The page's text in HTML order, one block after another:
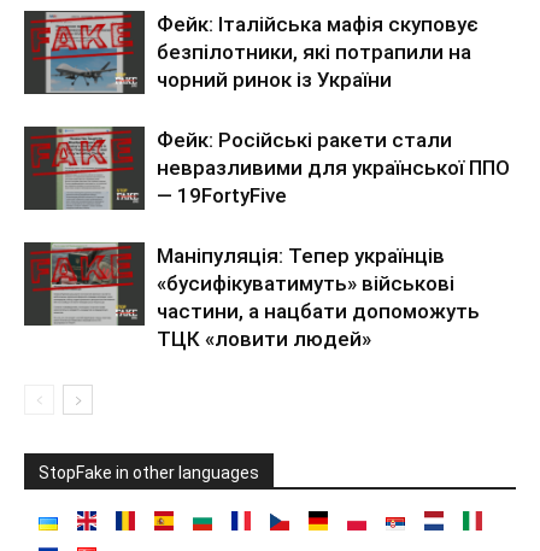
Фейк: Італійська мафія скуповує
безпілотники, які потрапили на
чорний ринок із України
Фейк: Російські ракети стали
невразливими для української ППО
— 19FortyFive
Маніпуляція: Тепер українців
«бусифікуватимуть» військові
частини, а нацбати допоможуть
ТЦК «ловити людей»
StopFake in other languages